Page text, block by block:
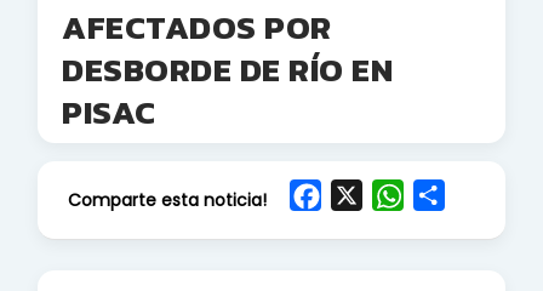
AFECTADOS POR
DESBORDE DE RÍO EN
PISAC
Comparte esta noticia!
W